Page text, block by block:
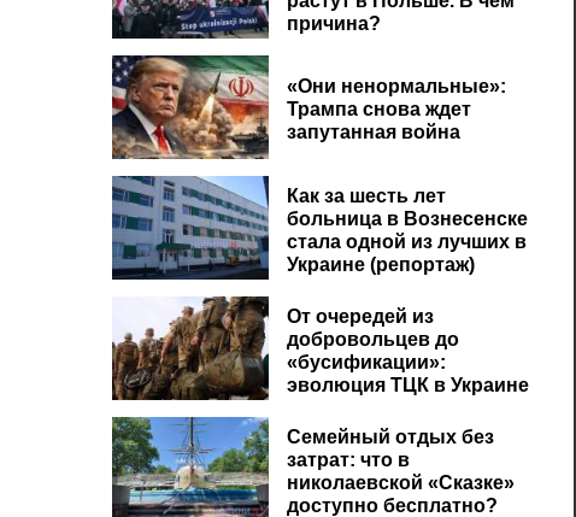
причина?
«Они ненормальные»:
Трампа снова ждет
запутанная война
Как за шесть лет
больница в Вознесенске
стала одной из лучших в
Украине (репортаж)
От очередей из
добровольцев до
«бусификации»:
эволюция ТЦК в Украине
Семейный отдых без
затрат: что в
николаевской «Сказке»
доступно бесплатно?